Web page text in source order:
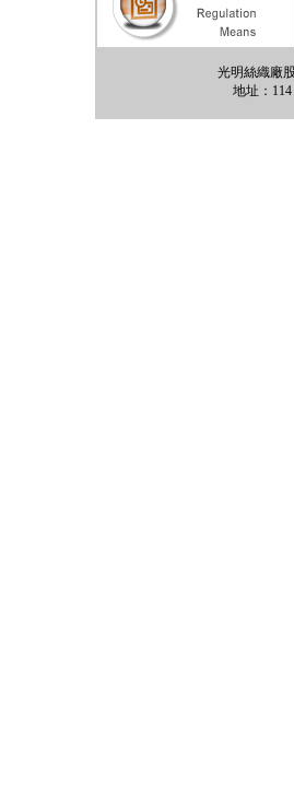
光明絲織廠
地址：